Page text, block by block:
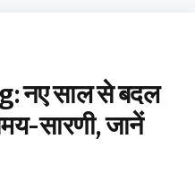
नए साल से बदल
सारणी, जानें